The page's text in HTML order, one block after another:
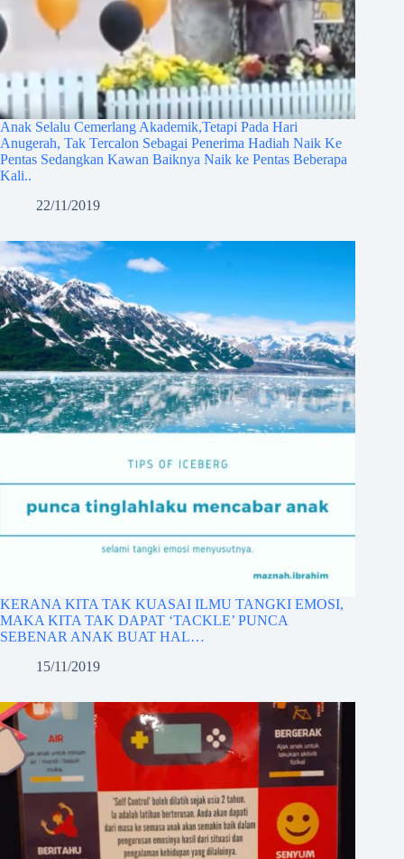
Anak Selalu Cemerlang Akademik,Tetapi Pada Hari
Anugerah, Tak Tercalon Sebagai Penerima Hadiah Naik Ke
Pentas Sedangkan Kawan Baiknya Naik ke Pentas Beberapa
Kali..
22/11/2019
KERANA KITA TAK KUASAI ILMU TANGKI EMOSI,
MAKA KITA TAK DAPAT ‘TACKLE’ PUNCA
SEBENAR ANAK BUAT HAL…
15/11/2019